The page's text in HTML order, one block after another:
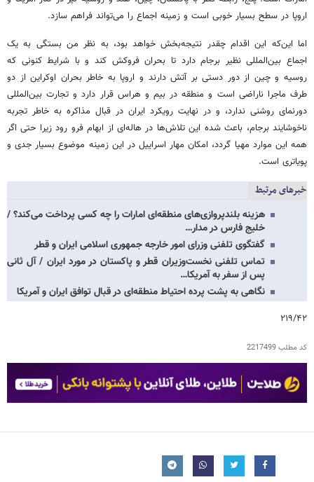
اروپا در سطح بسیار خوبی است و زمینه اجماع را می‌تواند فراهم سازد.
اما این‌که این اقدام چقدر نتیجه‌بخش خواهد بود، به نظر من بستگی به یک
اجماع بین‌المللی نظیر برجام دارد تا بحران فروکش کند و با شرایط کنونی که
روسیه و چین از دور دستی بر آتش دارند و اروپا به خاطر بحران اوکراین از دو
طرف ماجرا ناراضی است و منطقه در بیم و هراس قرار دارد و تجارت بین‌المللی
دورنمای روشنی ندارد، و در نهایت رویکرد ایران در قبال مذاکره به خاطر تجربه
ناخوشایند برجام، باعث شده این تلاش‌ها در هاله‌ای از ابهام فرو رود زیرا حتی اگر
همه این موارد مهیا گردد، امکان مهار اسراییل در این زمینه موضوع بسیار جدی و
پویاتری است.
خبرهای مرتبط
هزینه بلندپروازی‌های منطقه‌ای امارات را چه کسی پرداخت می‌کند؟ /
خلیج فارس در مدار…
گفتگوی تلفنی وزرای امور خارجه جمهوری اسلامی ایران و قطر
تماس تلفنی نخست‌وزیران قطر و پاکستان در مورد ایران / آل ثانی
پس از سفر به آمریکا…
نگاهی به پشت پرده احتیاط منطقه‌ای در قبال توافق ایران و آمریکا
۲۱۹/۴۲
کد مطلب2217499